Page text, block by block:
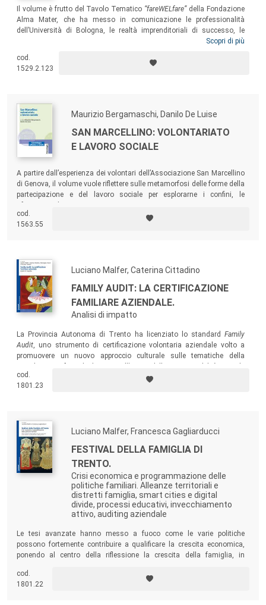
Il volume è frutto del Tavolo Tematico “fareWELfare” della Fondazione
Alma Mater, che ha messo in comunicazione le professionalità
dell’Università di Bologna, le realtà imprenditoriali di successo, le
buone prassi aziendali, gli attori chiave della società civile e le
discutere le priorità in termini di politiche e le esigenze in termini di
servizi in risposta ai nuovi rischi sociali.
Scopri di più
cod.
1529.2.123
Maurizio Bergamaschi, Danilo De Luise
SAN MARCELLINO: VOLONTARIATO
E LAVORO SOCIALE
A partire dall’esperienza dei volontari dell’Associazione San Marcellino
di Genova, il volume vuole riflettere sulle metamorfosi delle forme della
partecipazione e del lavoro sociale per esplorarne i confini, le
cod.
1563.55
Luciano Malfer, Caterina Cittadino
FAMILY AUDIT: LA CERTIFICAZIONE
FAMILIARE AZIENDALE.
Analisi di impatto
La Provincia Autonoma di Trento ha licenziato lo standard Family
Audit, uno strumento di certificazione volontaria aziendale volto a
promuovere un nuovo approccio culturale sulle tematiche della
d’impresa. Un tema inedito all’interno dei sistemi di certificazione
aziendale, che il volume esplora, con dati interessanti, nel suo impatto
cod.
1801.23
Luciano Malfer, Francesca Gagliarducci
FESTIVAL DELLA FAMIGLIA DI
TRENTO.
Crisi economica e programmazione delle
politiche familiari. Alleanze territoriali e
distretti famiglia, smart cities e digital
divide, processi educativi, invecchiamento
attivo, auditing aziendale
Le tesi avanzate hanno messo a fuoco come le varie politiche
possono fortemente contribuire a qualificare la crescita economica,
ponendo al centro della riflessione la crescita della famiglia, in
società”.
cod.
1801.22